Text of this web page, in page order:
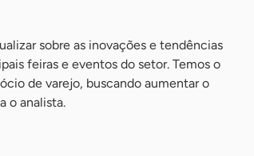
sobre as inovações e tendências
feiras e eventos do setor. Temos o
de varejo, buscando aumentar o
o analista.